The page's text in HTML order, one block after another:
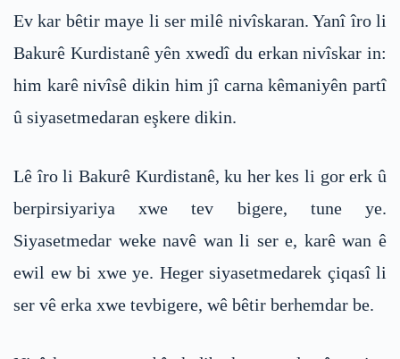
Ev kar bêtir maye li ser milê nivîskaran. Yanî îro li
Bakurê Kurdistanê yên xwedî du erkan nivîskar in:
him karê nivîsê dikin him jî carna kêmaniyên partî
û siyasetmedaran eşkere dikin.
Lê îro li Bakurê Kurdistanê, ku her kes li gor erk û
berpirsiyariya xwe tev bigere, tune ye.
Siyasetmedar weke navê wan li ser e, karê wan ê
ewil ew bi xwe ye. Heger siyasetmedarek çiqasî li
ser vê erka xwe tevbigere, wê bêtir berhemdar be.